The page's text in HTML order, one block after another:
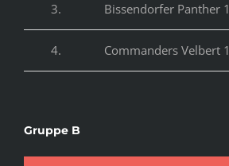
3. Bissendorfer Panther 1
4. Commanders Velbert 1
Gruppe B